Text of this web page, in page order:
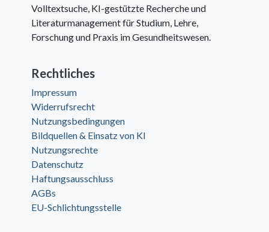
Volltextsuche, KI-gestützte Recherche und
Literaturmanagement für Studium, Lehre,
Forschung und Praxis im Gesundheitswesen.
Rechtliches
Impressum
Widerrufsrecht
Nutzungsbedingungen
Bildquellen & Einsatz von KI
Nutzungsrechte
Datenschutz
Haftungsausschluss
AGBs
EU-Schlichtungsstelle